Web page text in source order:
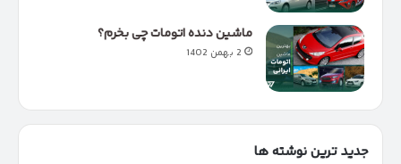
ماشین دنده اتومات چی بخرم؟
2 بهمن 1402
جدید ترین نوشته ها